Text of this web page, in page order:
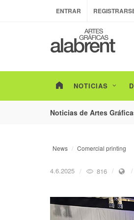
ENTRAR
NOTICIAS
Noticias de Artes
de envases con un nuevo estudio
News Comercial printing
4.6.2025 816